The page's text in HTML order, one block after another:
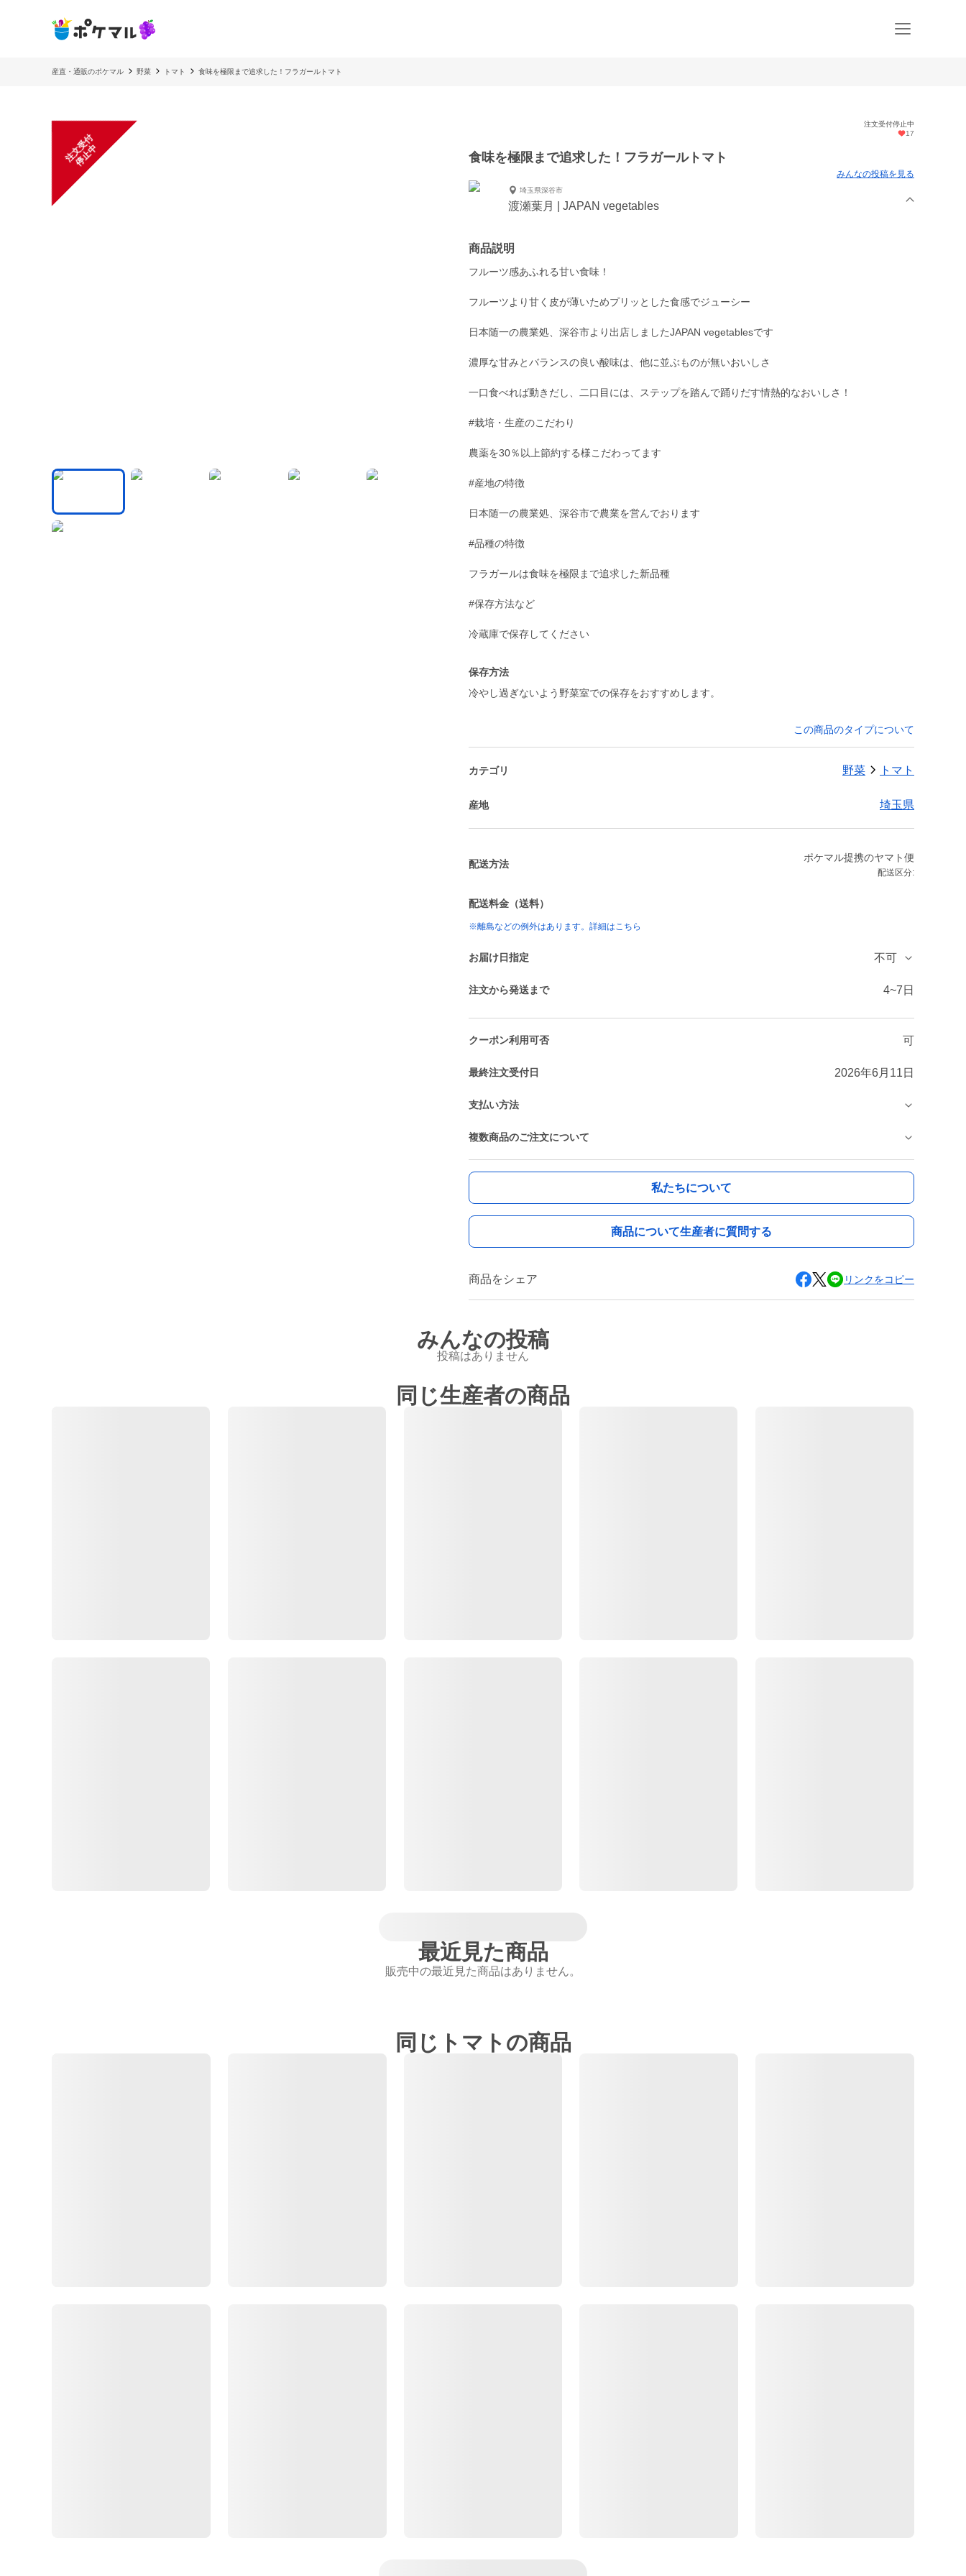
産直・通販のポケマル 野菜 トマト 食味を極限まで追求した！フラガールトマト
注
文
受
付
停
止
中
注文受付停止中
17
食味を極限まで追求した！フラガールトマト
みんなの投稿を見る
埼玉県深谷市
渡瀬葉月 | JAPAN vegetables
商品説明
フルーツ感あふれる甘い食味！
フルーツより甘く皮が薄いためプリッとした食感でジューシー
日本随一の農業処、深谷市より出店しましたJAPAN vegetablesです
濃厚な甘みとバランスの良い酸味は、他に並ぶものが無いおいしさ
一口食べれば動きだし、二口目には、ステップを踏んで踊りだす情熱的なおいしさ！
#栽培・生産のこだわり
農薬を30％以上節約する様こだわってます
#産地の特徴
日本随一の農業処、深谷市で農業を営んでおります
#品種の特徴
フラガールは食味を極限まで追求した新品種
#保存方法など
冷蔵庫で保存してください
保存方法
冷やし過ぎないよう野菜室での保存をおすすめします。
この商品のタイプについて
カテゴリ 野菜 トマト
産地 埼玉県
配送方法
ポケマル提携のヤマト便
配送区分:
配送料金（送料）
※離島などの例外はあります。詳細はこちら
お届け日指定 不可
注文から発送まで 4~7日
クーポン利用可否 可
最終注文受付日 2026年6月11日
支払い方法
複数商品のご注文について
私たちについて
商品について生産者に質問する
商品をシェア リンクをコピー
みんなの投稿
投稿はありません
同じ生産者の商品
最近見た商品
販売中の最近見た商品はありません。
同じトマトの商品